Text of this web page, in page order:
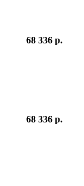
68 336 р.
68 336 р.